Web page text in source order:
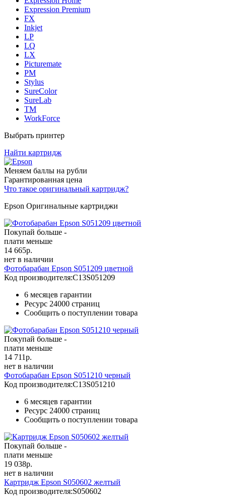
Expression Premium
FX
Inkjet
LP
LQ
LX
Picturemate
PM
Stylus
SureColor
SureLab
TM
WorkForce
Выбрать принтер
Найти картридж
Меняем баллы на рубли
Гарантированная цена
Что такое оригинальный картридж?
Epson Оригинальные картриджи
Покупай больше -
плати меньше
14 665р.
нет в наличии
Фотобарабан Epson S051209 цветной
Код производителя:C13S051209
6 месяцев гарантии
Ресурс 24000 страниц
Сообщить о поступлении товара
Покупай больше -
плати меньше
14 711р.
нет в наличии
Фотобарабан Epson S051210 черный
Код производителя:C13S051210
6 месяцев гарантии
Ресурс 24000 страниц
Сообщить о поступлении товара
Покупай больше -
плати меньше
19 038р.
нет в наличии
Картридж Epson S050602 желтый
Код производителя:S050602